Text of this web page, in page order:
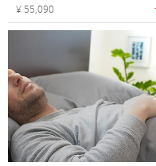
¥ 55,090